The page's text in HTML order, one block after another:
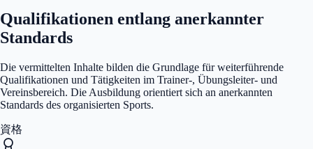
Qualifikationen entlang anerkannter
Standards
Die vermittelten Inhalte bilden die Grundlage für weiterführende
Qualifikationen und Tätigkeiten im Trainer-, Übungsleiter- und
Vereinsbereich. Die Ausbildung orientiert sich an anerkannten
Standards des organisierten Sports.
資格